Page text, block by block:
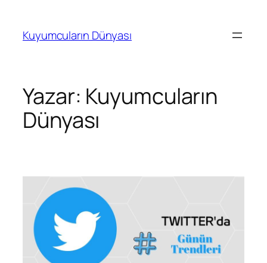
Kuyumcuların Dünyası
Yazar: Kuyumcuların
Dünyası